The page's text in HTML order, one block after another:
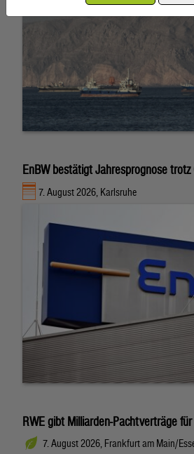
EnBW bestätigt Jahresprognose
7. August 2026, Karlsruhe
RWE gibt Milliarden-Pachtverträge
7. August 2026, Frankfurt am Main/